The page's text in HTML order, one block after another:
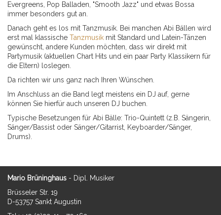
Evergreens, Pop Balladen, "Smooth Jazz" und etwas Bossa
immer besonders gut an.
Danach geht es los mit Tanzmusik. Bei manchen Abi Bällen wird
erst mal klassische Tanzmusik mit Standard und Latein-Tänzen
gewünscht, andere Kunden möchten, dass wir direkt mit
Partymusik (aktuellen Chart Hits und ein paar Party Klassikern für
die Eltern) loslegen.
Da richten wir uns ganz nach Ihren Wünschen.
Im Anschluss an die Band legt meistens ein DJ auf, gerne
können Sie hierfür auch unseren DJ buchen.
Typische Besetzungen für Abi Bälle: Trio-Quintett (z.B. Sängerin,
Sänger/Bassist oder Sänger/Gitarrist, Keyboarder/Sänger,
Drums).
Mario Brüninghaus - Dipl. Musiker
Brüsseler Str. 19
D-53757 Sankt Augustin